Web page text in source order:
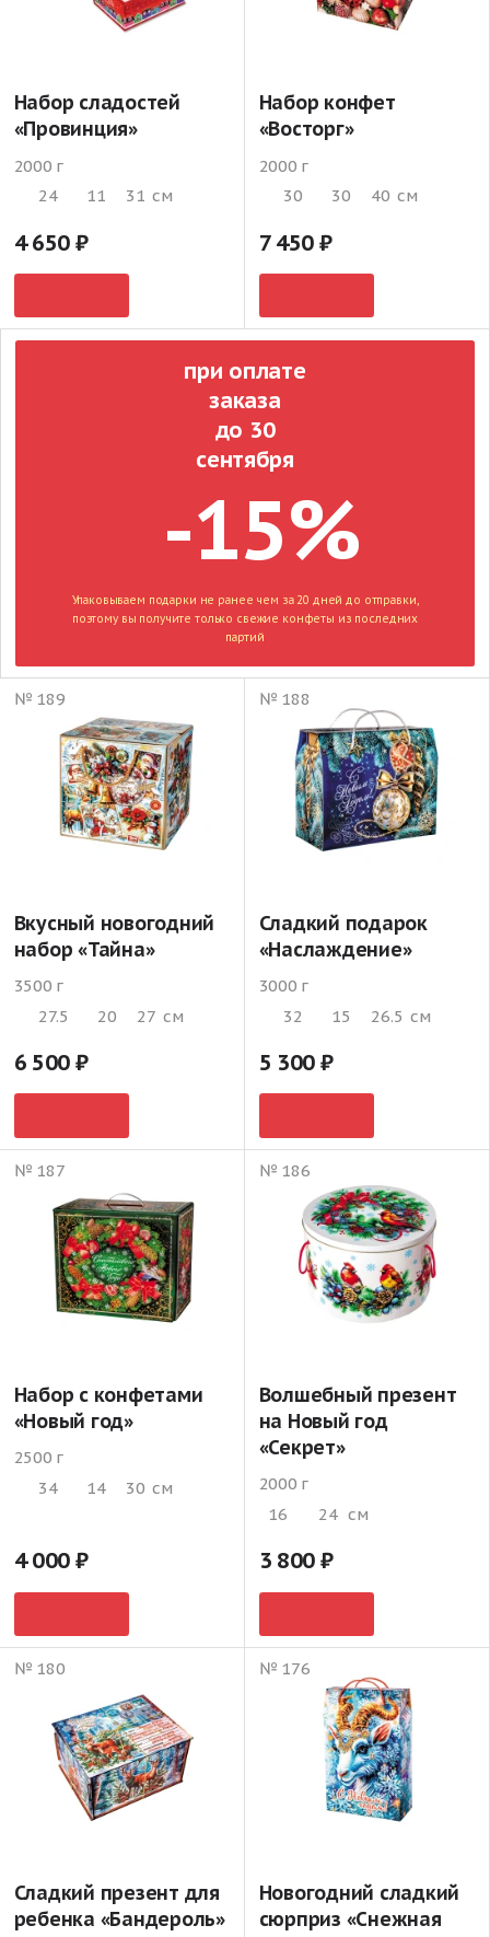
Набор сладостей
«Провинция»
2000 г
24
11 31 см
4 650
Набор конфет
«Восторг»
2000 г
30
30 40 см
7 450
№ 189
Вкусный новогодний
набор «Тайна»
3500 г
27.5
20 27 см
6 500
№ 188
Сладкий подарок
«Наслаждение»
3000 г
32
15 26.5 см
5 300
№ 187
Набор с конфетами
«Новый год»
2500 г
34
14 30 см
4 000
№ 186
Волшебный презент
на Новый год
«Секрет»
2000 г
16
24 см
3 800
№ 180
Сладкий презент для
ребенка «Бандероль»
№ 176
Новогодний сладкий
сюрприз «Снежная
-15%
при оплате
заказа
до 30
сентября
Упаковываем подарки не ранее чем за 20 дней до отправки,
поэтому вы получите только свежие конфеты из последних
партий